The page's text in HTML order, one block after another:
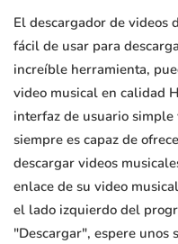
El descargador de videos
fácil de usar para
increíble herramienta,
video musical en calidad
interfaz de usuario
siempre es capaz de
descargar videos
enlace de su video
el lado izquierdo del
"Descargar", espere unos